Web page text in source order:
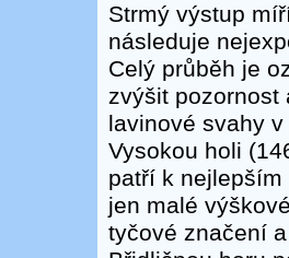
Strmý výstup
následuje
Celý průběh je
zvýšit pozornost
lavinové svahy
Vysokou holi
patří k
jen malé
tyčové značení